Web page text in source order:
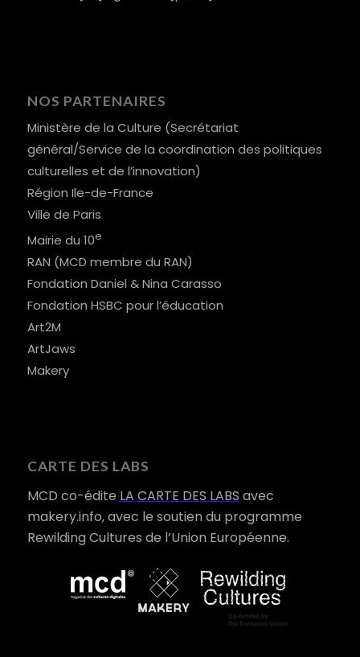
NOS PARTENAIRES
Ministère de la Culture (Secrétariat
général/Service de la coordination des politiques
culturelles et de l’innovation)
Région Ile-de-France
Ville de Paris
Mairie du 10e
RAN (MCD membre du RAN)
Fondation Daniel & Nina Carasso
Fondation HSBC pour l’éducation
Art2M
ArtJaws
Makery
CARTE DES LABS
MCD co-édite LA CARTE DES LABS avec
makery.info, avec le soutien du programme
Rewilding Cultures de l’Union Européenne.